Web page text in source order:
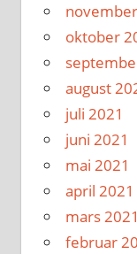
oktober
august
juli 2021
juni 2021
mai 2021
april 2021
mars 2021
februar